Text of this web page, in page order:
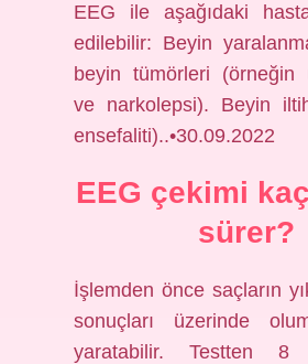
EEG ile aşağıdaki
edilebilir: Beyin
beyin tümörleri (örneğin
ve narkolepsi). Beyin
ensefaliti)..•30.09.2022
EEG çekimi
sürer?
İşlemden önce saçların
sonuçları üzerinde
yaratabilir. Testten